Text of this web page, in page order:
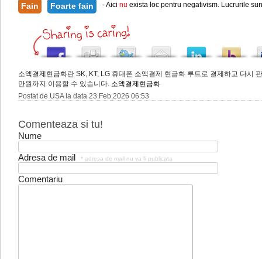
Fain Foarte fain - Aici nu exista loc pentru negativism. Lucrurile
소액결제현금화란 SK, KT, LG 휴대폰 소액결제 현금화 루트로 결제하고 다시
만원까지 이용할 수 있습니다. 소액결제현금화
Postat de USA la data 23.Feb.2026 06:53
Comenteaza si tu!
Nume
Adresa de mail * adresa de mail nu va fi publicata
Comentariu